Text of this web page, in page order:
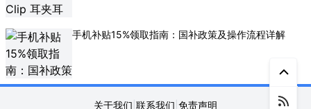
手机补贴15%领取指南：国补政策及操作流程详解
关于我们 联系我们 免责声明